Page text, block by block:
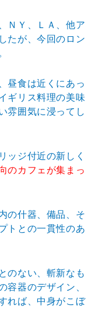
ＮＹ、ＬＡ、他ア
たが、今回のロン
昼食は近くにあっ
ギリス料理の美味
雰囲気に浸ってし
ッジ付近の新しく
のカフェが集まっ
の什器、備品、そ
トとの一貫性のあ
のない、斬新なも
容器のデザイン、
れば、中身がこぼ